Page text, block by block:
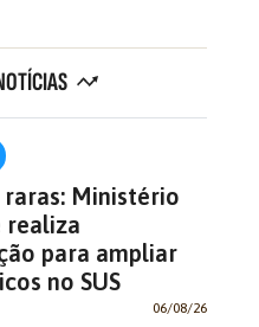
raras: Ministério
realiza
para ampliar
no SUS
06/08/26